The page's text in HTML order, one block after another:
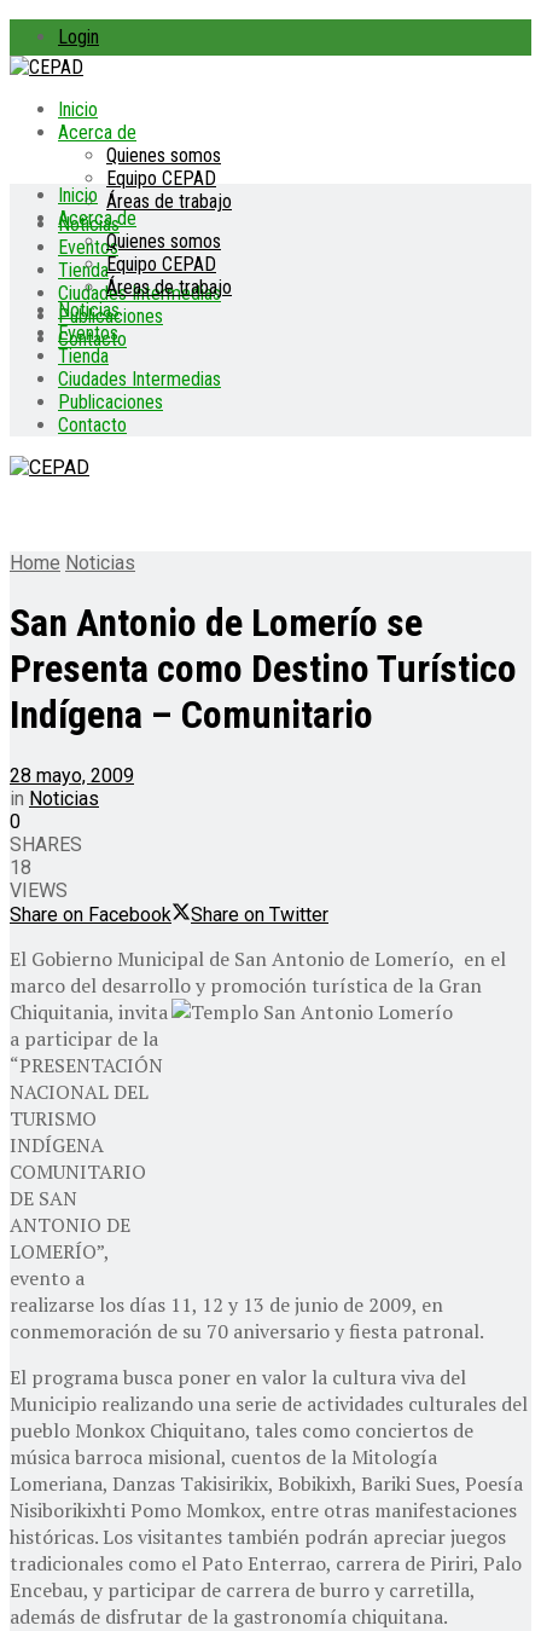
Login
Inicio
Acerca de
Quienes somos
Equipo CEPAD
Áreas de trabajo
Noticias
Eventos
Tienda
Ciudades Intermedias
Publicaciones
Contacto
Inicio
Acerca de
Quienes somos
Equipo CEPAD
Áreas de trabajo
Noticias
Eventos
Tienda
Ciudades Intermedias
Publicaciones
Contacto
Home Noticias
San Antonio de Lomerío se
Presenta como Destino Turístico
Indígena – Comunitario
28 mayo, 2009
in Noticias
0
SHARES
18
VIEWS
Share on Facebook
Share on Twitter
El Gobierno Municipal de San Antonio de Lomerío, en el
marco del desarrollo y promoción turística de la Gran
Chiquitania, invita
a participar de la
“PRESENTACIÓN
NACIONAL DEL
TURISMO
INDÍGENA
COMUNITARIO
DE SAN
ANTONIO DE
LOMERÍO”,
evento a
realizarse los días 11, 12 y 13 de junio de 2009, en
conmemoración de su 70 aniversario y fiesta patronal.
El programa busca poner en valor la cultura viva del
Municipio realizando una serie de actividades culturales del
pueblo Monkox Chiquitano, tales como conciertos de
música barroca misional, cuentos de la Mitología
Lomeriana, Danzas Takisirikix, Bobikixh, Bariki Sues, Poesía
Nisiborikixhti Pomo Momkox, entre otras manifestaciones
históricas. Los visitantes también podrán apreciar juegos
tradicionales como el Pato Enterrao, carrera de Piriri, Palo
Encebau, y participar de carrera de burro y carretilla,
además de disfrutar de la gastronomía chiquitana.